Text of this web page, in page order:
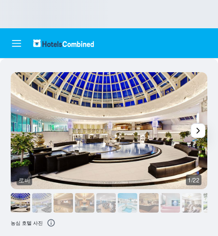
로비 1/22
농심 호텔 사진